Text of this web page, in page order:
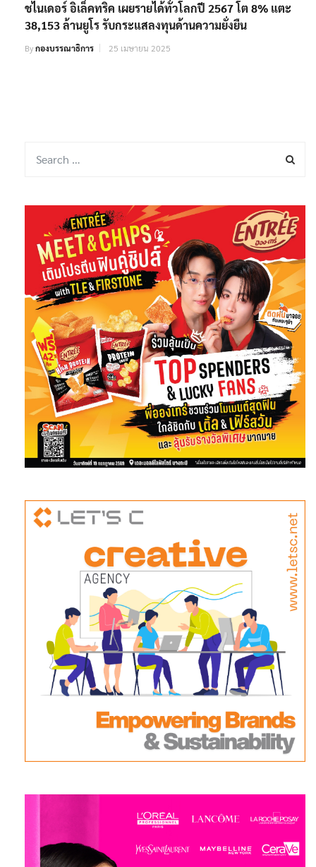
ชไนเดอร์ อิเล็คทริค เผยรายได้ทั่วโลกปี 2567 โต 8% แตะ
38,153 ล้านยูโร รับกระแสลงทุนด้านความยั่งยืน
Byกองบรรณาธิการ 25 เมษายน 2025